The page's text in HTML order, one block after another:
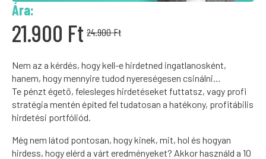
Ára:
24.900Ft
Original
price
was:
24.900 Ft.
21.900 Ft
Current
price
is:
21.900 Ft.
Nem az a kérdés, hogy kell-e hirdetned ingatlanosként,
hanem, hogy mennyire tudod nyereségesen csinálni…
Te pénzt égető, felesleges hirdetéseket futtatsz, vagy profi
stratégia mentén építed fel tudatosan a hatékony, profitábilis
hirdetési portfóliód.
Még nem látod pontosan, hogy kinek, mit, hol és hogyan
hirdess, hogy elérd a várt eredményeket? Akkor használd a 10